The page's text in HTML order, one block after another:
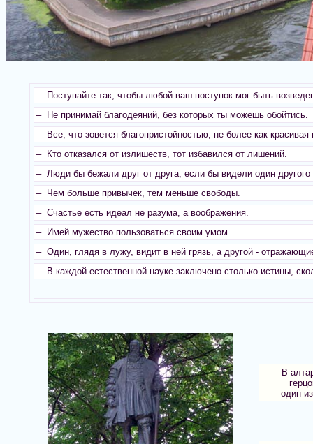
– Поступайте так, чтобы любой ваш поступок мог быть
– Не принимай благодеяний, без которых ты можешь обойтись.
– Все, что зовется благопристойностью, не более как красивая
– Кто отказался от излишеств, тот избавился от лишений.
– Люди бы бежали друг от друга, если бы видели один другого
– Чем больше привычек, тем меньше свободы.
– Счастье есть идеал не разума, а воображения.
– Имей мужество пользоваться своим умом.
– Один, глядя в лужу, видит в ней грязь, а другой -
– В каждой естественной науке заключено столько истины,
В
один